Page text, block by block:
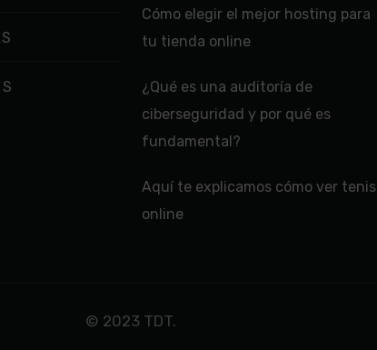
Cómo elegir el mejor hosting para
tu tienda online
¿Qué es una auditoría de
ciberseguridad y por qué es
fundamental?
Aquí te explicamos cómo ver tenis
online
© 2023 TDT.